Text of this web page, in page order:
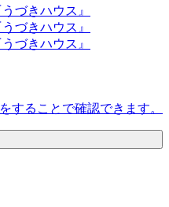
をすることで確認できます。